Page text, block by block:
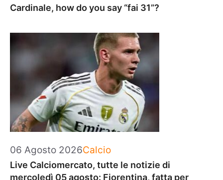
Cardinale, how do you say “fai 31”?
06 Agosto 2026Categorie
Calcio
Live Calciomercato, tutte le notizie di
mercoledì 05 agosto: Fiorentina, fatta per